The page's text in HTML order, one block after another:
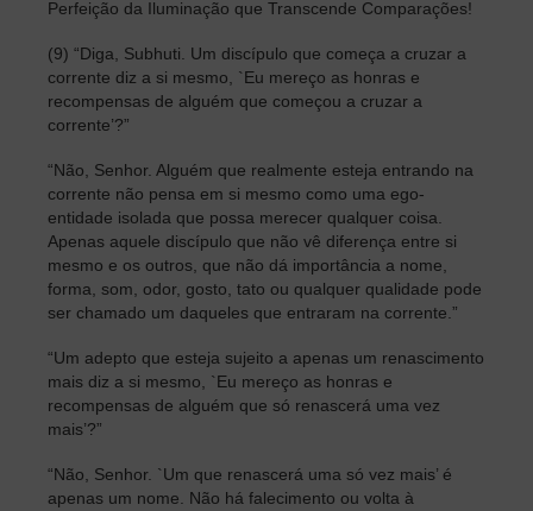
Perfeição da Iluminação que Transcende Comparações!
(9) “Diga, Subhuti. Um discípulo que começa a cruzar a
corrente diz a si mesmo, `Eu mereço as honras e
recompensas de alguém que começou a cruzar a
corrente’?”
“Não, Senhor. Alguém que realmente esteja entrando na
corrente não pensa em si mesmo como uma ego-
entidade isolada que possa merecer qualquer coisa.
Apenas aquele discípulo que não vê diferença entre si
mesmo e os outros, que não dá importância a nome,
forma, som, odor, gosto, tato ou qualquer qualidade pode
ser chamado um daqueles que entraram na corrente.”
“Um adepto que esteja sujeito a apenas um renascimento
mais diz a si mesmo, `Eu mereço as honras e
recompensas de alguém que só renascerá uma vez
mais’?”
“Não, Senhor. `Um que renascerá uma só vez mais’ é
apenas um nome. Não há falecimento ou volta à